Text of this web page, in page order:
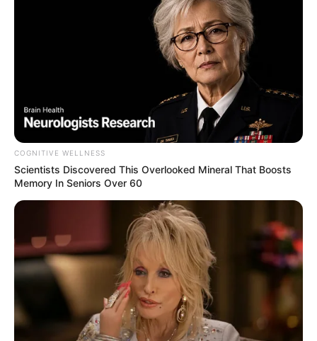
COGNITIVE WELLNESS
Scientists Discovered This Overlooked Mineral That Boosts
Memory In Seniors Over 60